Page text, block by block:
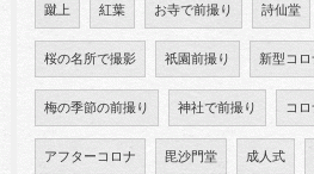
蹴上 紅葉 お寺で前撮り 詩仙堂
桜の名所で撮影 祇園前撮り 新型コロ
梅の季節の前撮り 神社で前撮り コ
アフターコロナ 毘沙門堂 成人式